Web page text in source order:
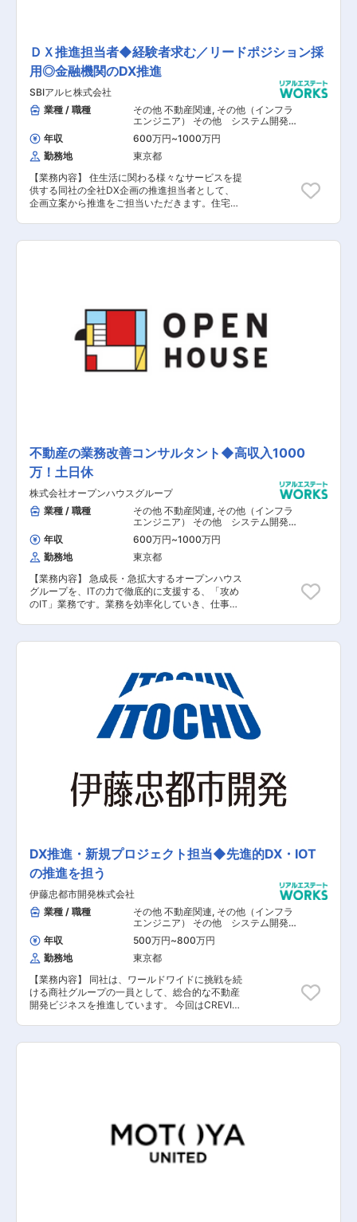
ステムの整備・運用・保守など、IT業務全般につ
いてマルチに対応できるようなスキルアップを目
指していただきます。
ＤＸ推進担当者◆経験者求む／リードポジション採
用◎金融機関のDX推進
SBIアルヒ株式会社
業種 / 職種
その他 不動産関連, その他（インフラ
エンジニア） その他 システム開発・
運用
年収 600万円~1000万円
勤務地
東京都
【業務内容】 住生活に関わる様々なサービスを提
供する同社の全社DX企画の推進担当者として、
企画立案から推進をご担当いただきます。住宅ロ
【具体的な業務内容】 ■営業部門に対するITリテ
【担当者コメント】 同社は、フラット３５で実行
件数12年連続No1の実績があり、金融機関の中で
も特に意思決定のスピードが早い組織です。現
在、DX企画部にてDX化推進しており、現状2名
体制で業務を行っています。既存社員は業務部門
リードしていただける方を求めています。金融機
関でのDX推進のリードポジションとビジネス全
体を俯瞰して、各部門の施策を束ねる役割を担っ
不動産の業務改善コンサルタント◆高収入1000
万！土日休
株式会社オープンハウスグループ
業種 / 職種
その他 不動産関連, その他（インフラ
エンジニア） その他 システム開発・
運用
年収 600万円~1000万円
勤務地
東京都
【業務内容】 急成長・急拡大するオープンハウス
グループを、ITの力で徹底的に支援する、「攻め
のIT」業務です。業務を効率化していき、仕事の
スを抜本的に見直しながら、IT技術を駆使して自
現をサポートしていきます。 実際の業務の現場を
理解・汲み取り、各部署の状況に合った適切なIT
ソリューションを提供していく「コンサルティン
グ」力と、その課題を解決するために時には自ら
手を動かして自動化を作り上げていく「エンジニ
ティング ■BPR、業務フロー改善、業務再設計 ■
プロトタイプ開発、効果検証 ■業務自動化
（RPA）開発、導入、運用（Dev/Ops） 【担当者
コメント】 『情報システム部が公益社団法人企業
優れた成果をあげたと認めうる企業・団体に対し
授与している表彰制度です。IT業務の内製化によ
り、各事業部の課題解決が円滑に行われ、業務の
ナ禍、非常事態宣言が発表された際も、DX推進
によりスムーズに在宅勤務に移行できた点も評価
あります。 営業職と違って成果が見えにくいポジ
ションでも、細かい評価項目を設けることで、一
人一人の成果を正当に評価する仕組みを作ってい
ます。優秀な社員は年4回ある表彰式で表彰でき
る機会もあり、モチベーションUPに繋がりま
す。若手だから、を理由に上に上がりづらいとい
うことは一切ありません。頑張って成果を出すと
しっかりと評価されるので、20代でマネジメント
DX推進・新規プロジェクト担当◆先進的DX・IOT
の推進を担う
伊藤忠都市開発株式会社
業種 / 職種
その他 不動産関連, その他（インフラ
エンジニア） その他 システム開発・
運用
年収 500万円~800万円
勤務地
東京都
【業務内容】 同社は、ワールドワイドに挑戦を続
ける商社グループの一員として、総合的な不動産
開発ビジネスを推進しています。 今回はCREVIA
務内容】 ■IOT関連の商品企画 ■先進的なITビジ
ッグプロジェクトを成功させるために、社員一人
ひとりの高い能力が求められます。